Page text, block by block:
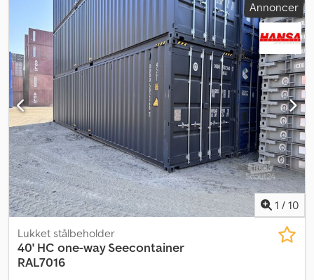
, 40 FODS HIGH CUBE CONTAINER I GODT STAND Csdpork
Erajfx Abworf CSC SKAL FORNYES 3 ENHEDER TILGÆNGELIGE
Annoncer
1 / 10
Lukket stålbeholder
40' HC one-way Seecontainer
RAL7016